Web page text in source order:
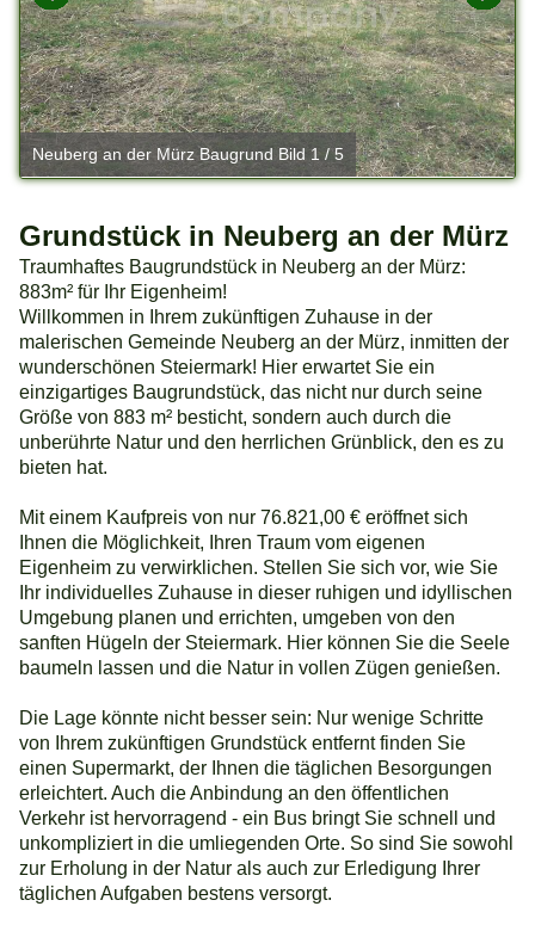
Neuberg an der Mürz Baugrund Bild 1 / 5
Grundstück in Neuberg an der Mürz
Traumhaftes Baugrundstück in Neuberg an der Mürz:
883m² für Ihr Eigenheim!
Willkommen in Ihrem zukünftigen Zuhause in der
malerischen Gemeinde Neuberg an der Mürz, inmitten der
wunderschönen Steiermark! Hier erwartet Sie ein
einzigartiges Baugrundstück, das nicht nur durch seine
Größe von 883 m² besticht, sondern auch durch die
unberührte Natur und den herrlichen Grünblick, den es zu
bieten hat.
Mit einem Kaufpreis von nur 76.821,00 € eröffnet sich
Ihnen die Möglichkeit, Ihren Traum vom eigenen
Eigenheim zu verwirklichen. Stellen Sie sich vor, wie Sie
Ihr individuelles Zuhause in dieser ruhigen und idyllischen
Umgebung planen und errichten, umgeben von den
sanften Hügeln der Steiermark. Hier können Sie die Seele
baumeln lassen und die Natur in vollen Zügen genießen.
Die Lage könnte nicht besser sein: Nur wenige Schritte
von Ihrem zukünftigen Grundstück entfernt finden Sie
einen Supermarkt, der Ihnen die täglichen Besorgungen
erleichtert. Auch die Anbindung an den öffentlichen
Verkehr ist hervorragend - ein Bus bringt Sie schnell und
unkompliziert in die umliegenden Orte. So sind Sie sowohl
zur Erholung in der Natur als auch zur Erledigung Ihrer
täglichen Aufgaben bestens versorgt.